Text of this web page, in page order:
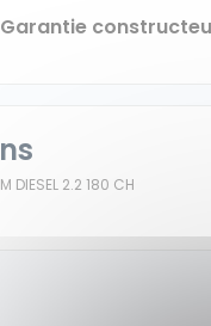
Garantie
2.2 180 CH